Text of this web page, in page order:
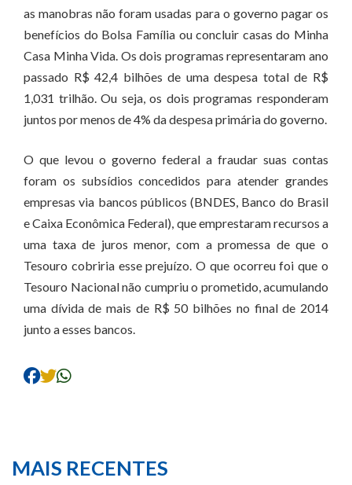
as manobras não foram usadas para o governo pagar os
benefícios do Bolsa Família ou concluir casas do Minha
Casa Minha Vida. Os dois programas representaram ano
passado R$ 42,4 bilhões de uma despesa total de R$
1,031 trilhão. Ou seja, os dois programas responderam
juntos por menos de 4% da despesa primária do governo.
O que levou o governo federal a fraudar suas contas
foram os subsídios concedidos para atender grandes
empresas via bancos públicos (BNDES, Banco do Brasil
e Caixa Econômica Federal), que emprestaram recursos a
uma taxa de juros menor, com a promessa de que o
Tesouro cobriria esse prejuízo. O que ocorreu foi que o
Tesouro Nacional não cumpriu o prometido, acumulando
uma dívida de mais de R$ 50 bilhões no final de 2014
junto a esses bancos.
MAIS RECENTES